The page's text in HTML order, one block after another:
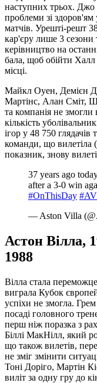
наступних трьох. Джо
проблеми зі
матчів. Урешті-решт
кар'єру лише 3 сезони
керівництво на
бала, щоб обійти Халл
місці.
Майкл Оуен, Демієн
Мартінс, Алан Сміт,
та компанія не змогли
кількість
ігор у 48 750 глядачів
команди, що
показник, знову
37 years ago
after a 3-0 win
#OnThisDay
— Aston Villa
Астон Вілла,
1988
Вілла стала
виграла Кубок
успіхи не змогла.
посаді головного
перш ніж поразка з
Біллі МакНілл, який
що також вилетів,
не зміг змінити
Тоні Доріго, Мартін
виліт за одну гру до